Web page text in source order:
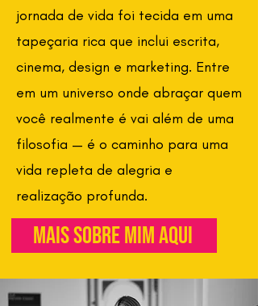
jornada de vida foi tecida em uma
tapeçaria rica que inclui escrita,
cinema, design e marketing. Entre
em um universo onde abraçar quem
você realmente é vai além de uma
filosofia — é o caminho para uma
vida repleta de alegria e
realização profunda.
Mais sobre mim aqui